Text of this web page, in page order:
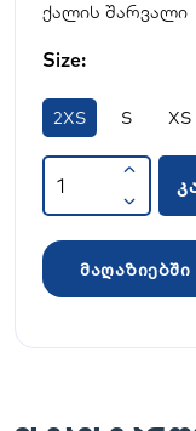
ქალის შარვალი
Size:
2XS S XS
მაღაზიებში